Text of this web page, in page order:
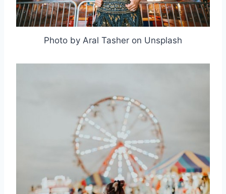
Photo by Aral Tasher on Unsplash